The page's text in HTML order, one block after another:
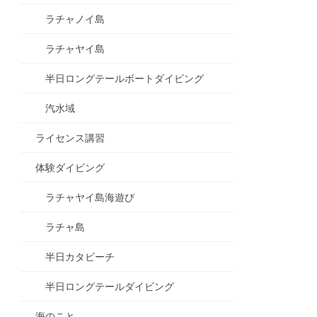
ラチャノイ島
ラチャヤイ島
半日ロングテールボートダイビング
汽水域
ライセンス講習
体験ダイビング
ラチャヤイ島海遊び
ラチャ島
半日カタビーチ
半日ロングテールダイビング